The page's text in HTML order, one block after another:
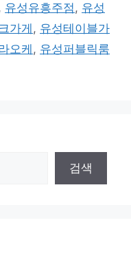
유성유흥주점, 유성
가게 , 유성테이블가
오케, 유성퍼블릭룸
검색